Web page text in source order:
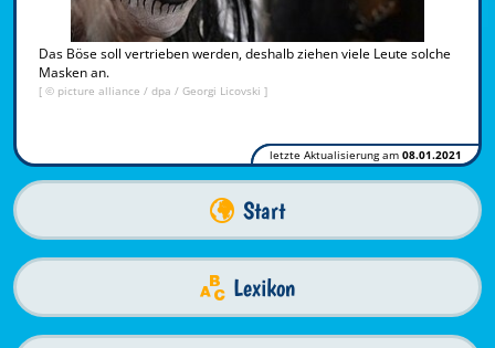
Das Böse soll vertrieben werden, deshalb ziehen viele Leute solche
Masken an.
[ © picture alliance / dpa / Georgi Licovski ]
letzte Aktualisierung am 08.01.2021
Start
Lexikon